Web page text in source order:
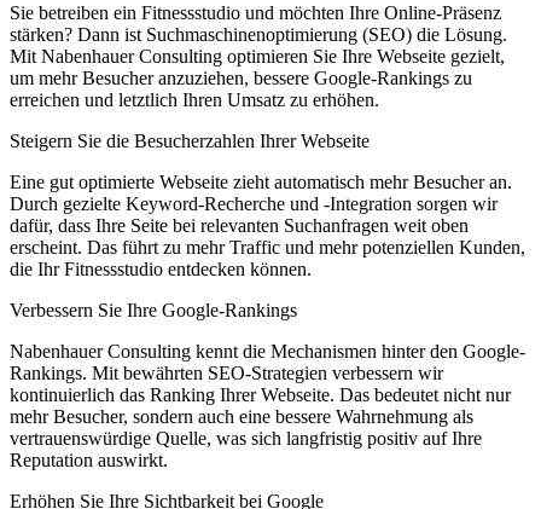
Sie betreiben ein Fitnessstudio und möchten Ihre Online-Präsenz
stärken? Dann ist Suchmaschinenoptimierung (SEO) die Lösung.
Mit Nabenhauer Consulting optimieren Sie Ihre Webseite gezielt,
um mehr Besucher anzuziehen, bessere Google-Rankings zu
erreichen und letztlich Ihren Umsatz zu erhöhen.
Steigern Sie die Besucherzahlen Ihrer Webseite
Eine gut optimierte Webseite zieht automatisch mehr Besucher an.
Durch gezielte Keyword-Recherche und -Integration sorgen wir
dafür, dass Ihre Seite bei relevanten Suchanfragen weit oben
erscheint. Das führt zu mehr Traffic und mehr potenziellen Kunden,
die Ihr Fitnessstudio entdecken können.
Verbessern Sie Ihre Google-Rankings
Nabenhauer Consulting kennt die Mechanismen hinter den Google-
Rankings. Mit bewährten SEO-Strategien verbessern wir
kontinuierlich das Ranking Ihrer Webseite. Das bedeutet nicht nur
mehr Besucher, sondern auch eine bessere Wahrnehmung als
vertrauenswürdige Quelle, was sich langfristig positiv auf Ihre
Reputation auswirkt.
Erhöhen Sie Ihre Sichtbarkeit bei Google